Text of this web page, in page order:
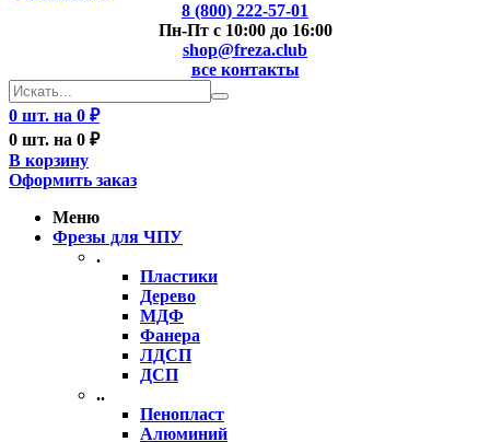
8 (800) 222-57-01
Пн-Пт с 10:00 до 16:00
shop@freza.club
все контакты
0 шт. на 0 ₽
0 шт. на 0 ₽
В корзину
Оформить заказ
Меню
Фрезы для ЧПУ
.
Пластики
Дерево
МДФ
Фанера
ЛДСП
ДСП
..
Пенопласт
Алюминий